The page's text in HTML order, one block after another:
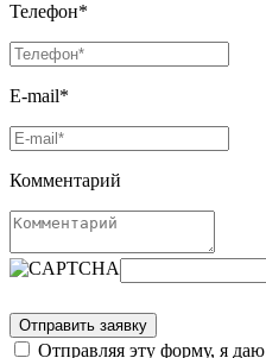
Телефон*
E-mail*
Комментарий
Отправляя эту форму, я даю